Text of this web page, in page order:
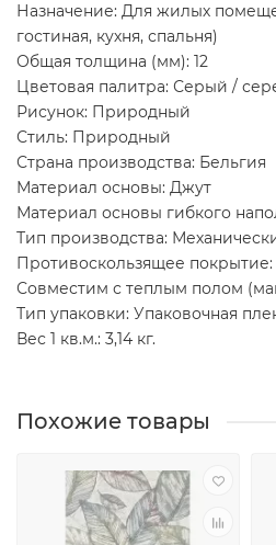
Назначение: Для жилых
гостиная, кухня, спальня)
Общая толщина (мм): 12
Цветовая палитра: Серый /
Рисунок: Природный
Стиль: Природный
Страна производства: Бельгия
Материал основы: Джут
Материал основы гибкого
Тип производства:
Противоскользящее покрытие:
Совместим с теплым полом
Тип упаковки: Упаковочная
Вес 1 кв.м.: 3,14 кг.
Похожие товары